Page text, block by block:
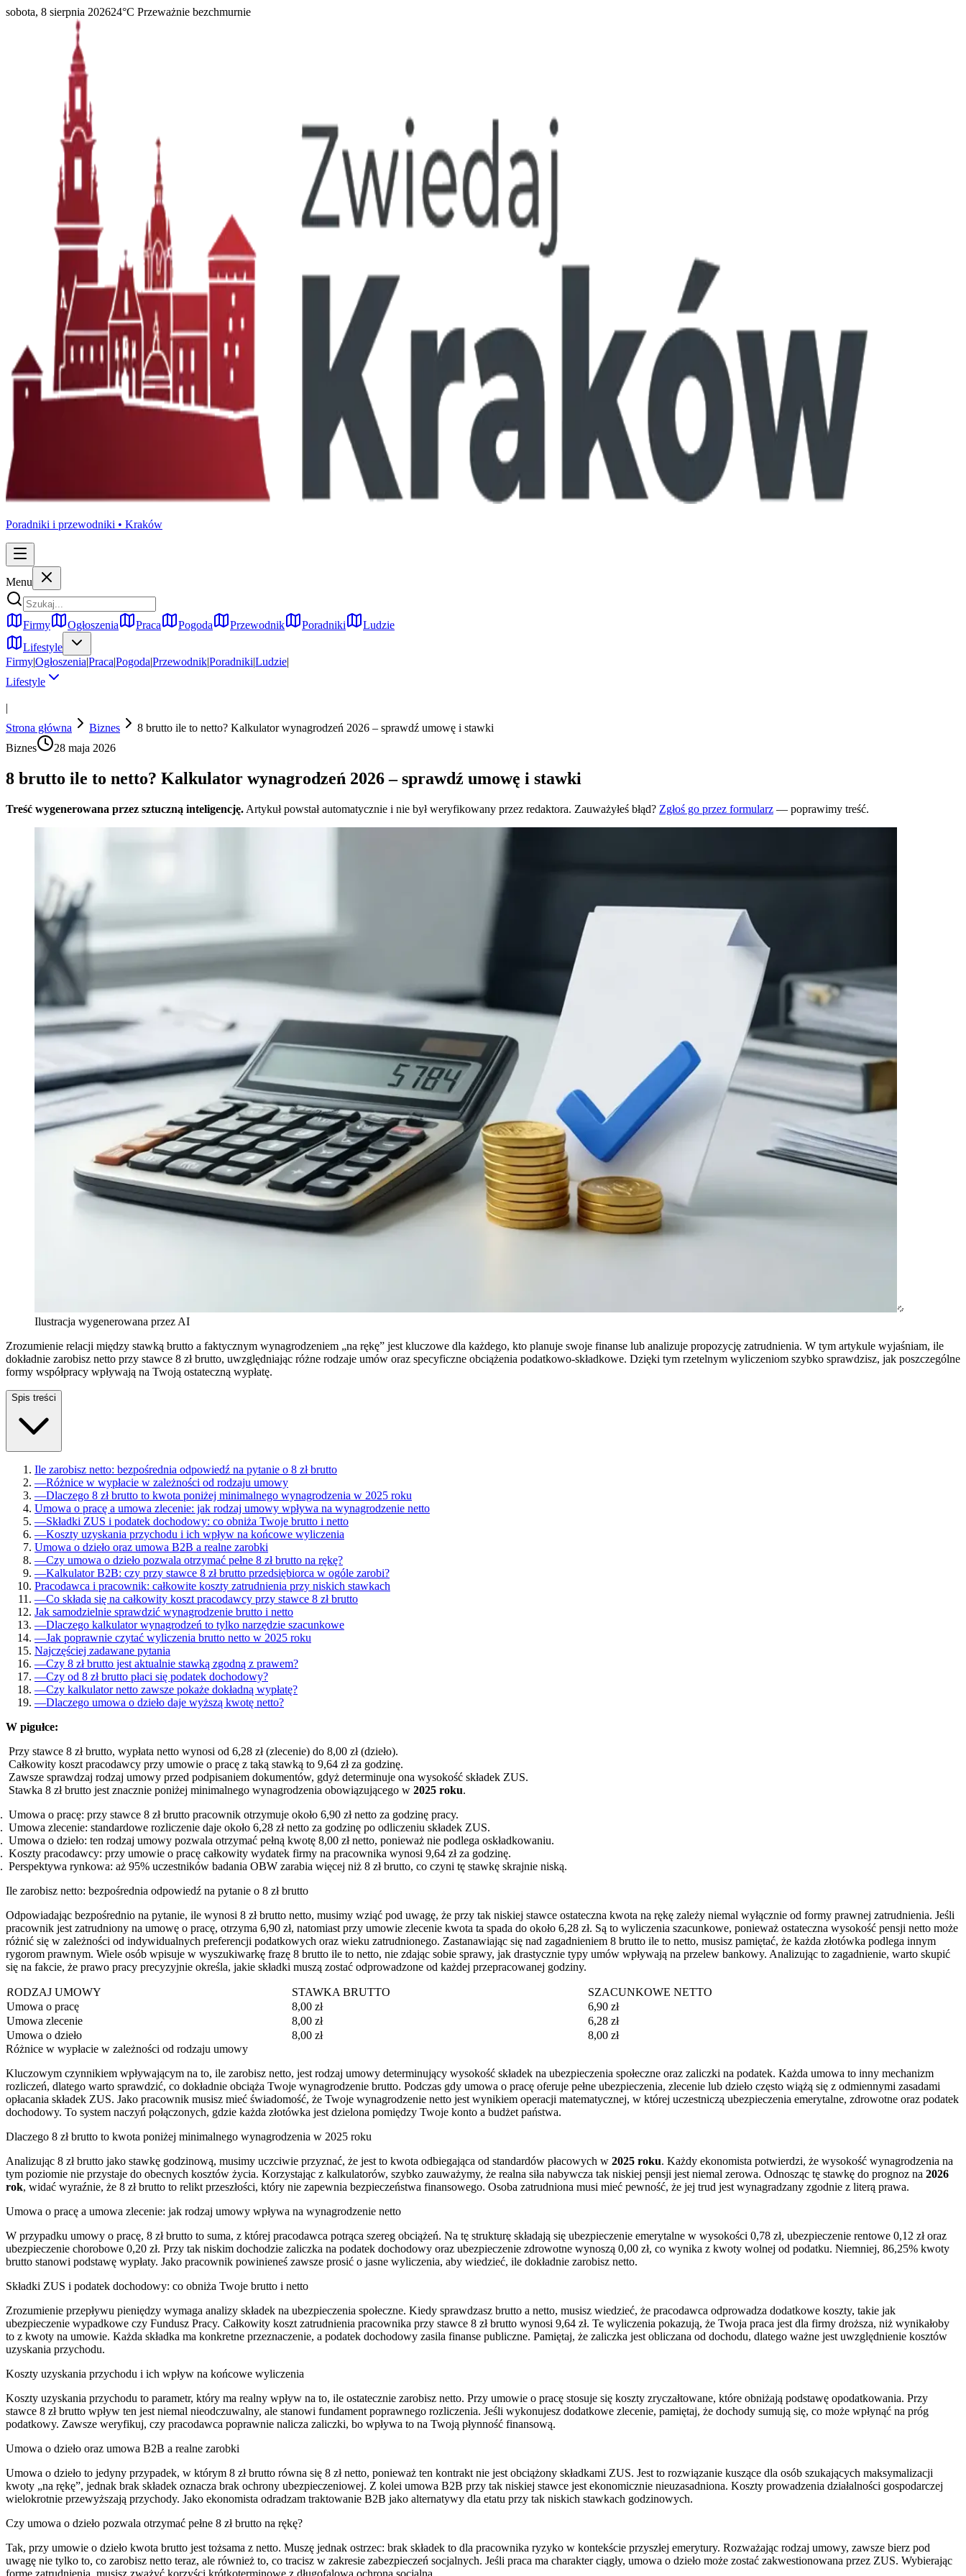
sobota, 8 sierpnia 202624°C Przeważnie bezchmurnie
Poradniki i przewodniki • Kraków
Menu
Firmy Ogłoszenia Praca Pogoda Przewodnik Poradniki
Ludzie
Lifestyle
Firmy|Ogłoszenia|Praca|Pogoda|Przewodnik|Poradniki|Ludzie|
Lifestyle
|
Strona główna
Biznes
8 brutto ile to netto? Kalkulator wynagrodzeń 2026 – sprawdź umowę i stawki
Biznes
28 maja 2026
8 brutto ile to netto? Kalkulator wynagrodzeń 2026 – sprawdź umowę i stawki
Treść wygenerowana przez sztuczną inteligencję. Artykuł powstał automatycznie i nie był weryfikowany przez redaktora. Zauważyłeś błąd? Zgłoś go przez formularz — poprawimy treść.
Ilustracja wygenerowana przez AI
Zrozumienie relacji między stawką brutto a faktycznym wynagrodzeniem „na rękę” jest kluczowe dla każdego, kto planuje swoje finanse lub analizuje propozycję zatrudnienia. W tym artykule wyjaśniam, ile
dokładnie zarobisz netto przy stawce 8 zł brutto, uwzględniając różne rodzaje umów oraz specyficzne obciążenia podatkowo-składkowe. Dzięki tym rzetelnym wyliczeniom szybko sprawdzisz, jak poszczególne
formy współpracy wpływają na Twoją ostateczną wypłatę.
Spis treści
Ile zarobisz netto: bezpośrednia odpowiedź na pytanie o 8 zł brutto
—Różnice w wypłacie w zależności od rodzaju umowy
—Dlaczego 8 zł brutto to kwota poniżej minimalnego wynagrodzenia w 2025 roku
Umowa o pracę a umowa zlecenie: jak rodzaj umowy wpływa na wynagrodzenie netto
—Składki ZUS i podatek dochodowy: co obniża Twoje brutto i netto
—Koszty uzyskania przychodu i ich wpływ na końcowe wyliczenia
Umowa o dzieło oraz umowa B2B a realne zarobki
—Czy umowa o dzieło pozwala otrzymać pełne 8 zł brutto na rękę?
—Kalkulator B2B: czy przy stawce 8 zł brutto przedsiębiorca w ogóle zarobi?
Pracodawca i pracownik: całkowite koszty zatrudnienia przy niskich stawkach
—Co składa się na całkowity koszt pracodawcy przy stawce 8 zł brutto
Jak samodzielnie sprawdzić wynagrodzenie brutto i netto
—Dlaczego kalkulator wynagrodzeń to tylko narzędzie szacunkowe
—Jak poprawnie czytać wyliczenia brutto netto w 2025 roku
Najczęściej zadawane pytania
—Czy 8 zł brutto jest aktualnie stawką zgodną z prawem?
—Czy od 8 zł brutto płaci się podatek dochodowy?
—Czy kalkulator netto zawsze pokaże dokładną wypłatę?
—Dlaczego umowa o dzieło daje wyższą kwotę netto?
W pigułce:
Przy stawce 8 zł brutto, wypłata netto wynosi od 6,28 zł (zlecenie) do 8,00 zł (dzieło).
Całkowity koszt pracodawcy przy umowie o pracę z taką stawką to 9,64 zł za godzinę.
Zawsze sprawdzaj rodzaj umowy przed podpisaniem dokumentów, gdyż determinuje ona wysokość składek ZUS.
Stawka 8 zł brutto jest znacznie poniżej minimalnego wynagrodzenia obowiązującego w 2025 roku.
Umowa o pracę: przy stawce 8 zł brutto pracownik otrzymuje około 6,90 zł netto za godzinę pracy.
Umowa zlecenie: standardowe rozliczenie daje około 6,28 zł netto za godzinę po odliczeniu składek ZUS.
Umowa o dzieło: ten rodzaj umowy pozwala otrzymać pełną kwotę 8,00 zł netto, ponieważ nie podlega oskładkowaniu.
Koszty pracodawcy: przy umowie o pracę całkowity wydatek firmy na pracownika wynosi 9,64 zł za godzinę.
Perspektywa rynkowa: aż 95% uczestników badania OBW zarabia więcej niż 8 zł brutto, co czyni tę stawkę skrajnie niską.
Ile zarobisz netto: bezpośrednia odpowiedź na pytanie o 8 zł brutto
Odpowiadając bezpośrednio na pytanie, ile wynosi 8 zł brutto netto, musimy wziąć pod uwagę, że przy tak niskiej stawce ostateczna kwota na rękę zależy niemal wyłącznie od formy prawnej zatrudnienia. Jeśli
pracownik jest zatrudniony na umowę o pracę, otrzyma 6,90 zł, natomiast przy umowie zlecenie kwota ta spada do około 6,28 zł. Są to wyliczenia szacunkowe, ponieważ ostateczna wysokość pensji netto może
różnić się w zależności od indywidualnych preferencji podatkowych oraz wieku zatrudnionego. Zastanawiając się nad zagadnieniem 8 brutto ile to netto, musisz pamiętać, że każda złotówka podlega innym
rygorom prawnym. Wiele osób wpisuje w wyszukiwarkę frazę 8 brutto ile to netto, nie zdając sobie sprawy, jak drastycznie typy umów wpływają na przelew bankowy. Analizując to zagadnienie, warto skupić
się na fakcie, że prawo pracy precyzyjnie określa, jakie składki muszą zostać odprowadzone od każdej przepracowanej godziny.
RODZAJ UMOWY STAWKA BRUTTO
SZACUNKOWE NETTO
Umowa o pracę
8,00 zł
6,90 zł
Umowa zlecenie
8,00 zł
6,28 zł
Umowa o dzieło
8,00 zł
8,00 zł
Różnice w wypłacie w zależności od rodzaju umowy
Kluczowym czynnikiem wpływającym na to, ile zarobisz netto, jest rodzaj umowy determinujący wysokość składek na ubezpieczenia społeczne oraz zaliczki na podatek. Każda umowa to inny mechanizm
rozliczeń, dlatego warto sprawdzić, co dokładnie obciąża Twoje wynagrodzenie brutto. Podczas gdy umowa o pracę oferuje pełne ubezpieczenia, zlecenie lub dzieło często wiążą się z odmiennymi zasadami
opłacania składek ZUS. Jako pracownik musisz mieć świadomość, że Twoje wynagrodzenie netto jest wynikiem operacji matematycznej, w której uczestniczą ubezpieczenia emerytalne, zdrowotne oraz podatek
dochodowy. To system naczyń połączonych, gdzie każda złotówka jest dzielona pomiędzy Twoje konto a budżet państwa.
Dlaczego 8 zł brutto to kwota poniżej minimalnego wynagrodzenia w 2025 roku
Analizując 8 zł brutto jako stawkę godzinową, musimy uczciwie przyznać, że jest to kwota odbiegająca od standardów płacowych w 2025 roku. Każdy ekonomista potwierdzi, że wysokość wynagrodzenia na
tym poziomie nie przystaje do obecnych kosztów życia. Korzystając z kalkulatorów, szybko zauważymy, że realna siła nabywcza tak niskiej pensji jest niemal zerowa. Odnosząc tę stawkę do prognoz na 2026
rok, widać wyraźnie, że 8 zł brutto to relikt przeszłości, który nie zapewnia bezpieczeństwa finansowego. Osoba zatrudniona musi mieć pewność, że jej trud jest wynagradzany zgodnie z literą prawa.
Umowa o pracę a umowa zlecenie: jak rodzaj umowy wpływa na wynagrodzenie netto
W przypadku umowy o pracę, 8 zł brutto to suma, z której pracodawca potrąca szereg obciążeń. Na tę strukturę składają się ubezpieczenie emerytalne w wysokości 0,78 zł, ubezpieczenie rentowe 0,12 zł oraz
ubezpieczenie chorobowe 0,20 zł. Przy tak niskim dochodzie zaliczka na podatek dochodowy oraz ubezpieczenie zdrowotne wynoszą 0,00 zł, co wynika z kwoty wolnej od podatku. Niemniej, 86,25% kwoty
brutto stanowi podstawę wypłaty. Jako pracownik powinieneś zawsze prosić o jasne wyliczenia, aby wiedzieć, ile dokładnie zarobisz netto.
Składki ZUS i podatek dochodowy: co obniża Twoje brutto i netto
Zrozumienie przepływu pieniędzy wymaga analizy składek na ubezpieczenia społeczne. Kiedy sprawdzasz brutto a netto, musisz wiedzieć, że pracodawca odprowadza dodatkowe koszty, takie jak
ubezpieczenie wypadkowe czy Fundusz Pracy. Całkowity koszt zatrudnienia pracownika przy stawce 8 zł brutto wynosi 9,64 zł. Te wyliczenia pokazują, że Twoja praca jest dla firmy droższa, niż wynikałoby
to z kwoty na umowie. Każda składka ma konkretne przeznaczenie, a podatek dochodowy zasila finanse publiczne. Pamiętaj, że zaliczka jest obliczana od dochodu, dlatego ważne jest uwzględnienie kosztów
uzyskania przychodu.
Koszty uzyskania przychodu i ich wpływ na końcowe wyliczenia
Koszty uzyskania przychodu to parametr, który ma realny wpływ na to, ile ostatecznie zarobisz netto. Przy umowie o pracę stosuje się koszty zryczałtowane, które obniżają podstawę opodatkowania. Przy
stawce 8 zł brutto wpływ ten jest niemal nieodczuwalny, ale stanowi fundament poprawnego rozliczenia. Jeśli wykonujesz dodatkowe zlecenie, pamiętaj, że dochody sumują się, co może wpłynąć na próg
podatkowy. Zawsze weryfikuj, czy pracodawca poprawnie nalicza zaliczki, bo wpływa to na Twoją płynność finansową.
Umowa o dzieło oraz umowa B2B a realne zarobki
Umowa o dzieło to jedyny przypadek, w którym 8 zł brutto równa się 8 zł netto, ponieważ ten kontrakt nie jest obciążony składkami ZUS. Jest to rozwiązanie kuszące dla osób szukających maksymalizacji
kwoty „na rękę”, jednak brak składek oznacza brak ochrony ubezpieczeniowej. Z kolei umowa B2B przy tak niskiej stawce jest ekonomicznie nieuzasadniona. Koszty prowadzenia działalności gospodarczej
wielokrotnie przewyższają przychody. Jako ekonomista odradzam traktowanie B2B jako alternatywy dla etatu przy tak niskich stawkach godzinowych.
Czy umowa o dzieło pozwala otrzymać pełne 8 zł brutto na rękę?
Tak, przy umowie o dzieło kwota brutto jest tożsama z netto. Muszę jednak ostrzec: brak składek to dla pracownika ryzyko w kontekście przyszłej emerytury. Rozważając rodzaj umowy, zawsze bierz pod
uwagę nie tylko to, co zarobisz netto teraz, ale również to, co tracisz w zakresie zabezpieczeń socjalnych. Jeśli praca ma charakter ciągły, umowa o dzieło może zostać zakwestionowana przez ZUS. Wybierając
formę zatrudnienia, musisz zważyć korzyści krótkoterminowe z długofalową ochroną socjalną.